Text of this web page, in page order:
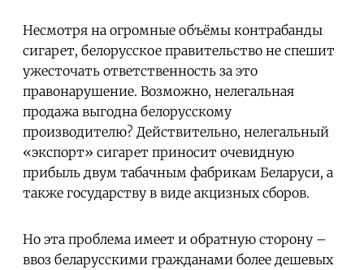
Несмотря на огромные объёмы контрабанды
сигарет, белорусское правительство не спешит
ужесточать ответственность за это
правонарушение. Возможно, нелегальная
продажа выгодна белорусскому
производителю? Действительно, нелегальный
«экспорт» сигарет приносит очевидную
прибыль двум табачным фабрикам Беларуси, а
также государству в виде акцизных сборов.
Но эта проблема имеет и обратную сторону –
ввоз беларусскими гражданами более дешевых